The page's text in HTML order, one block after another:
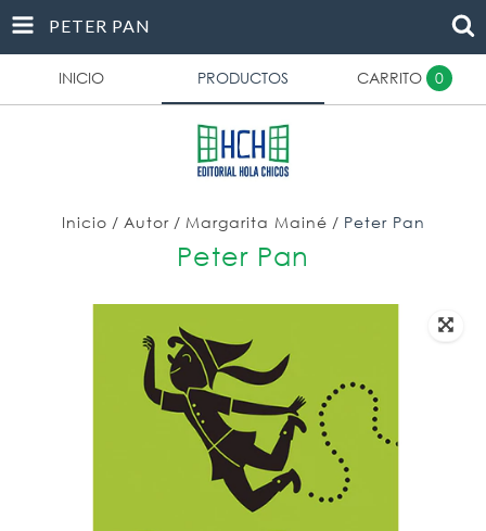
PETER PAN
INICIO PRODUCTOS CARRITO 0
Inicio / Autor / Margarita Mainé / Peter Pan
Peter Pan